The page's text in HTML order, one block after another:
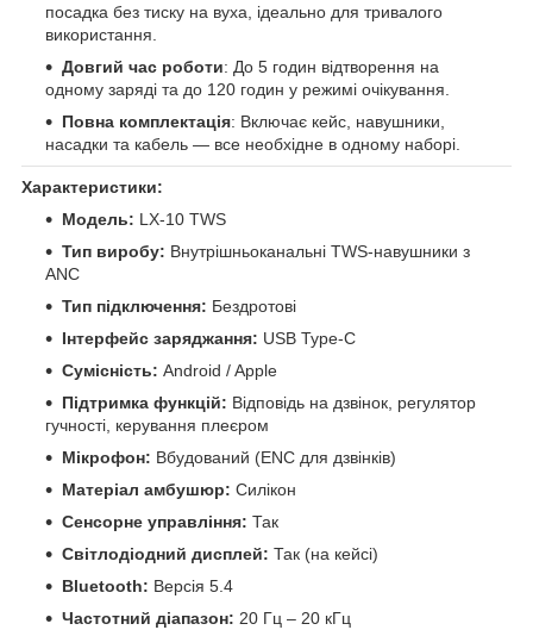
посадка без тиску на вуха, ідеально для тривалого
використання.
Довгий час роботи: До 5 годин відтворення на
одному заряді та до 120 годин у режимі очікування.
Повна комплектація: Включає кейс, навушники,
насадки та кабель — все необхідне в одному наборі.
Характеристики:
Модель: LX-10 TWS
Тип виробу: Внутрішньоканальні TWS-навушники з
ANC
Тип підключення: Бездротові
Інтерфейс заряджання: USB Type-C
Сумісність: Android / Apple
Підтримка функцій: Відповідь на дзвінок, регулятор
гучності, керування плеєром
Мікрофон: Вбудований (ENC для дзвінків)
Матеріал амбушюр: Силікон
Сенсорне управління: Так
Світлодіодний дисплей: Так (на кейсі)
Bluetooth: Версія 5.4
Частотний діапазон: 20 Гц – 20 кГц